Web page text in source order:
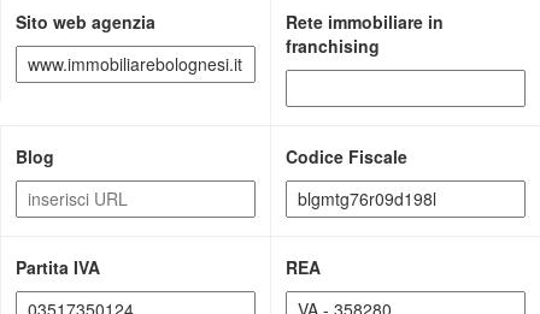
Sito web agenzia
Rete immobiliare in
franchising
Blog Codice Fiscale
Partita IVA REA